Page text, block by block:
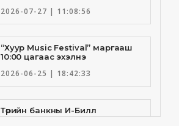
2026-07-27 | 11:08:56
“Хуур Music Festival” маргааш
10:00 цагаас эхэлнэ
2026-06-25 | 18:42:33
Төрийн банкны И-Билл
үйлчилгээнд Голомт банк